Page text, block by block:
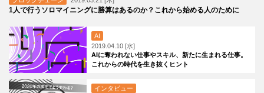
1人で行うソロマイニングに勝算はあるのか？これから始める人のために
AI
2019.04.10 [水]
AIに奪われない仕事やスキル、新たに生まれる仕事。
これからの時代を生き抜くヒント
インタビュー